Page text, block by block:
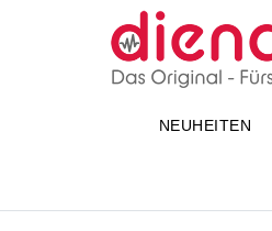
NEUHEITEN